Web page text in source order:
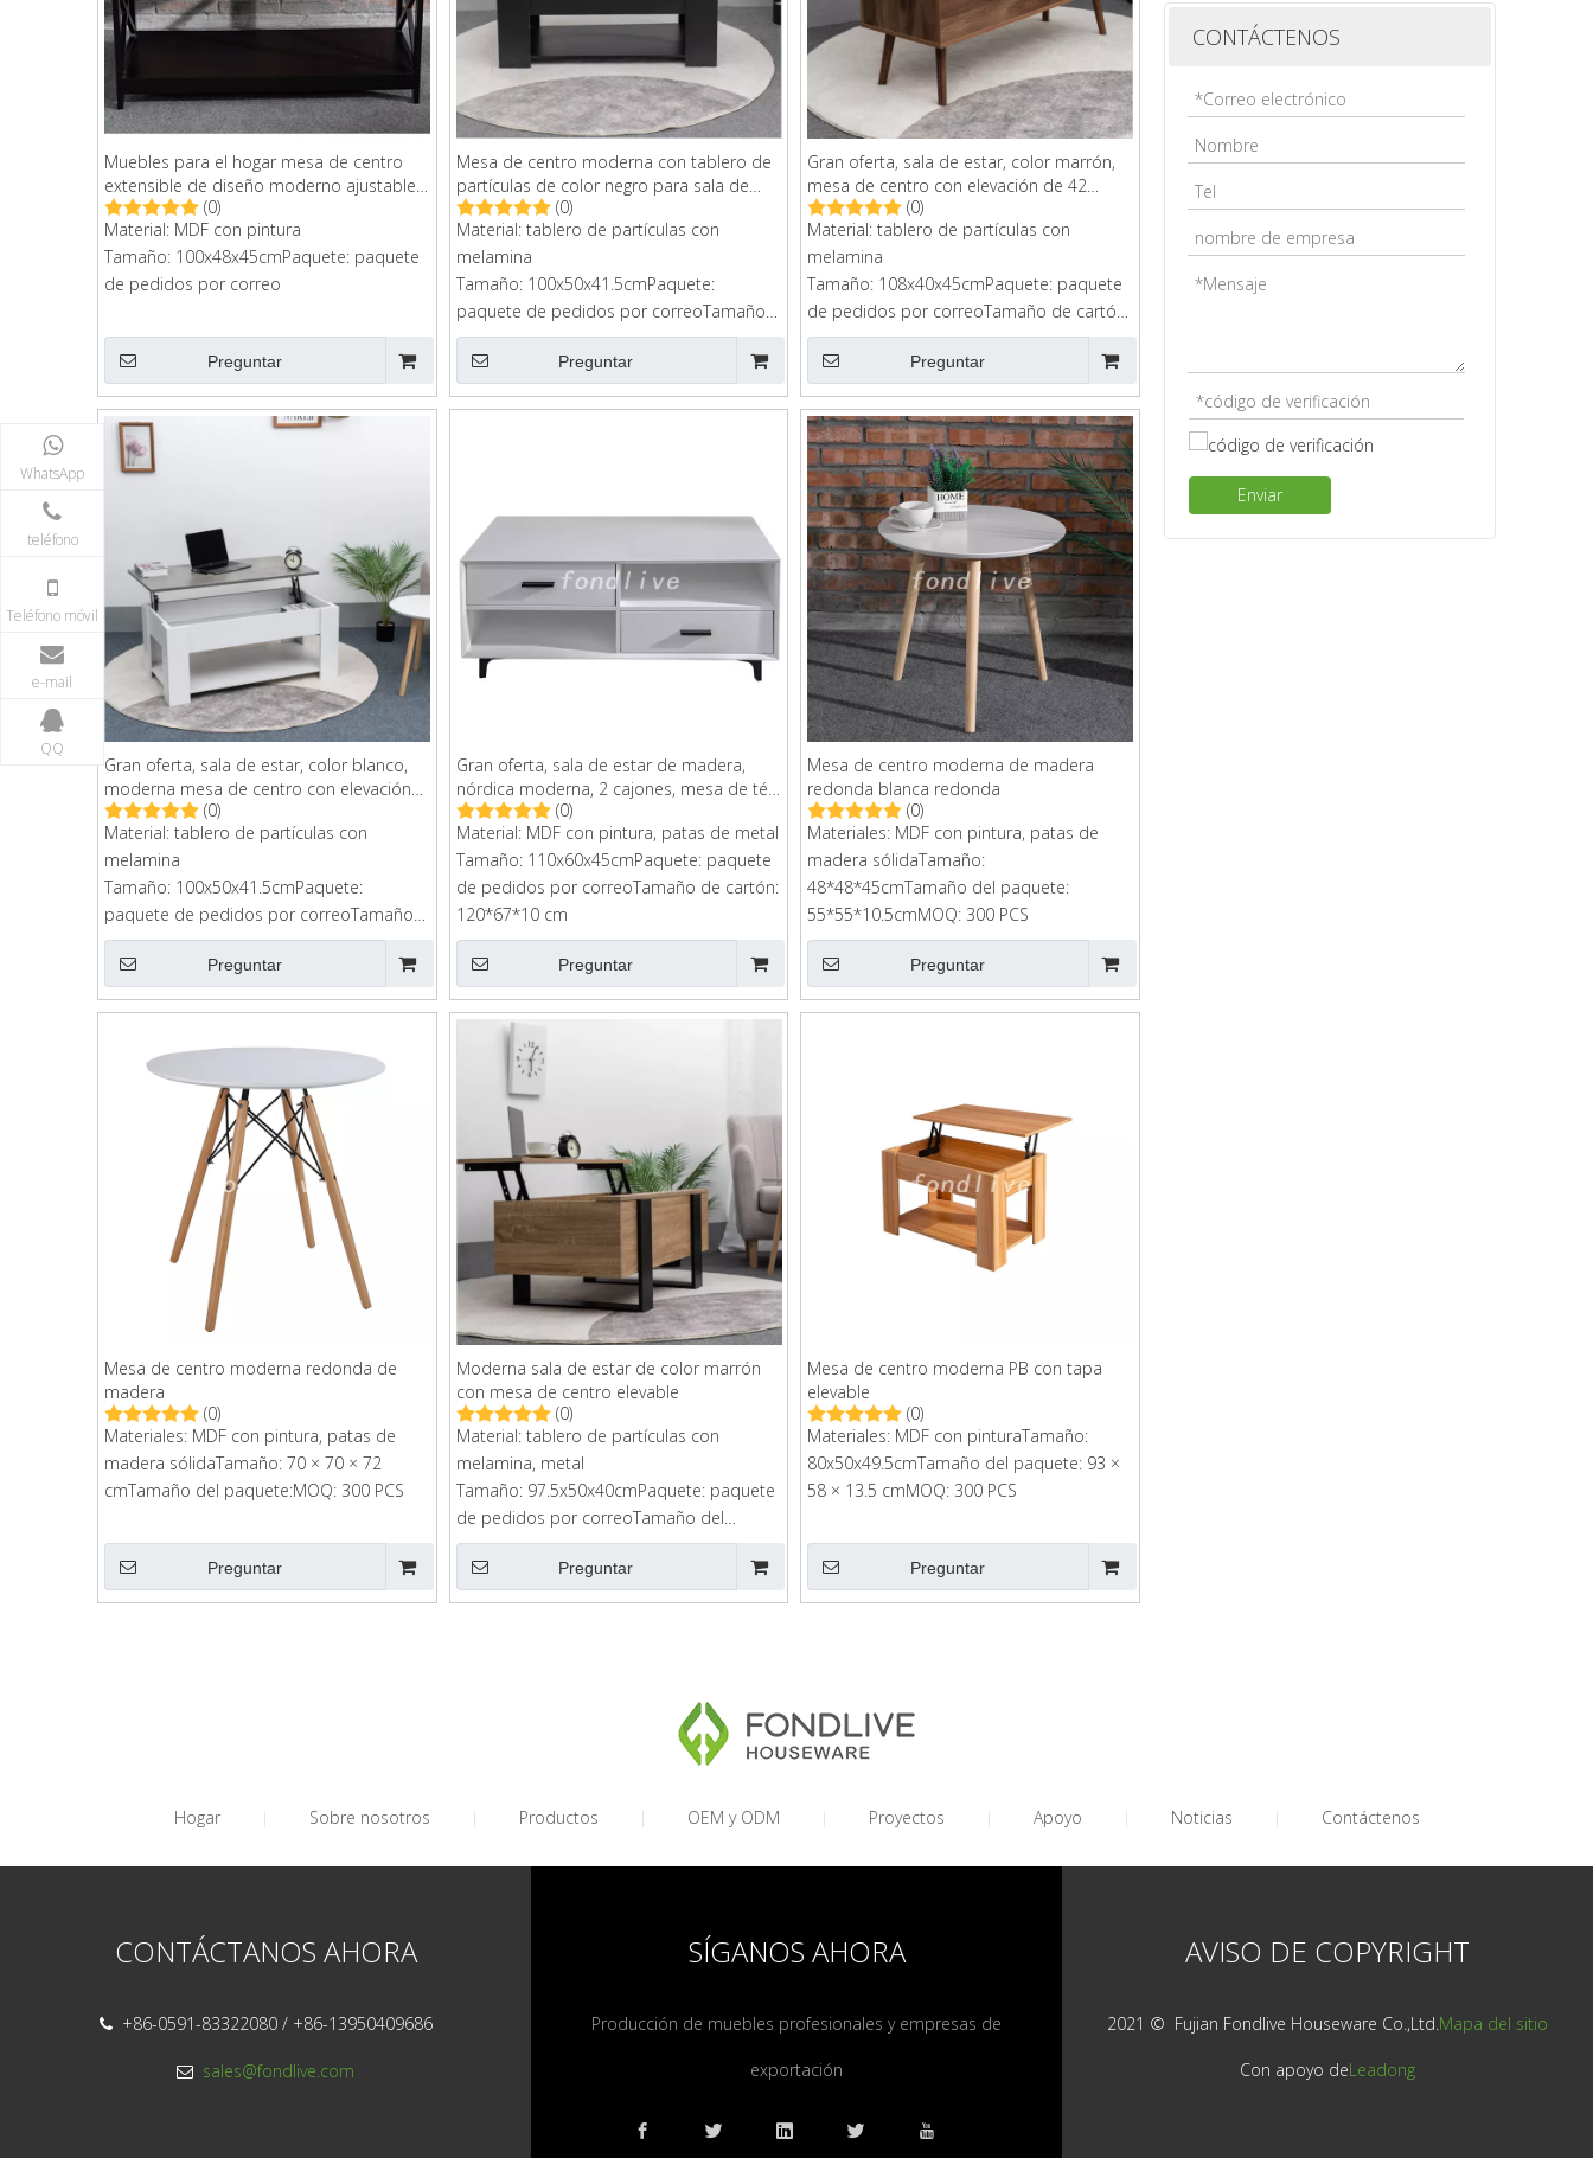
Muebles para el hogar mesa de centro
extensible de diseño moderno ajustable
para sala de estar
(0)
Material: MDF con pintura
Tamaño: 100x48x45cmPaquete: paquete
de pedidos por correo
Preguntar
Mesa de centro moderna con tablero de
partículas de color negro para sala de
estar
(0)
Material: tablero de partículas con
melamina
Tamaño: 100x50x41.5cmPaquete:
paquete de pedidos por correoTamaño
de cartón: 113x58x11cmG.W.:22kg
Preguntar
Gran oferta, sala de estar, color marrón,
mesa de centro con elevación de 42
pulgadas
(0)
Material: tablero de partículas con
melamina
Tamaño: 108x40x45cmPaquete: paquete
de pedidos por correoTamaño de cartón:
121x47x12cm
Preguntar
Gran oferta, sala de estar, color blanco,
moderna mesa de centro con elevación
superior
(0)
Material: tablero de partículas con
melamina
Tamaño: 100x50x41.5cmPaquete:
paquete de pedidos por correoTamaño
de cartón: 113x58x11cm
Preguntar
Gran oferta, sala de estar de madera,
nórdica moderna, 2 cajones, mesa de té y
café con patas de metal
(0)
Material: MDF con pintura, patas de metal
Tamaño: 110x60x45cmPaquete: paquete
de pedidos por correoTamaño de cartón:
120*67*10 cm
Preguntar
Mesa de centro moderna de madera
redonda blanca redonda
(0)
Materiales: MDF con pintura, patas de
madera sólidaTamaño:
48*48*45cmTamaño del paquete:
55*55*10.5cmMOQ: 300 PCS
Preguntar
Mesa de centro moderna redonda de
madera
(0)
Materiales: MDF con pintura, patas de
madera sólidaTamaño: 70 × 70 × 72
cmTamaño del paquete:MOQ: 300 PCS
Preguntar
Moderna sala de estar de color marrón
con mesa de centro elevable
(0)
Material: tablero de partículas con
melamina, metal
Tamaño: 97.5x50x40cmPaquete: paquete
de pedidos por correoTamaño del
paquete: 112x56x10.8cmG.W: 21 kg
Preguntar
Mesa de centro moderna PB con tapa
elevable
(0)
Materiales: MDF con pinturaTamaño:
80x50x49.5cmTamaño del paquete: 93 ×
58 × 13.5 cmMOQ: 300 PCS
Preguntar
CONTÁCTENOS
Enviar
Hogar | Sobre nosotros | Productos | OEM y ODM | Proyectos | Apoyo | Noticias | Contáctenos
WhatsApp
teléfono
Teléfono móvil
e-mail
QQ
CONTÁCTANOS AHORA
 +86-0591-83322080 / +86-13950409686
 sales@fondlive.com
SÍGANOS AHORA
Producción de muebles profesionales y empresas de
exportación
AVISO DE COPYRIGHT
2021 © ️ Fujian Fondlive Houseware Co.,Ltd.Mapa del sitio
Con apoyo deLeadong